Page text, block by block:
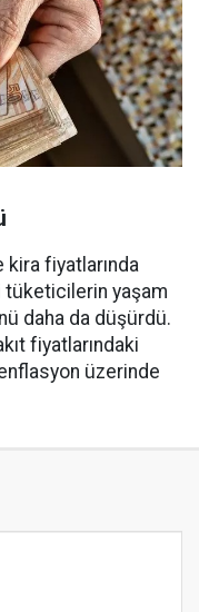
kira fiyatlarında
tüketicilerin yaşam
daha da düşürdü.
fiyatlarındaki
üzerinde